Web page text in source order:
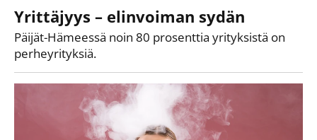
Yrittäjyys – elinvoiman sydän
Päijät-Hämeessä noin 80 prosenttia yrityksistä on
perheyrityksiä.